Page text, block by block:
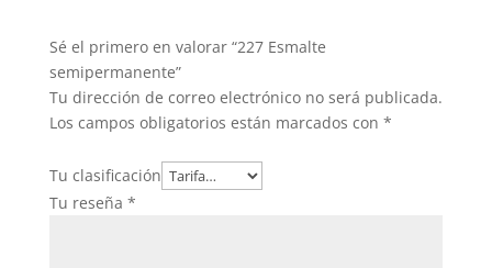
Sé el primero en valorar “227 Esmalte
semipermanente”
Tu dirección de correo electrónico no será publicada.
Los campos obligatorios están marcados con *
Tu clasificación
Tu reseña *